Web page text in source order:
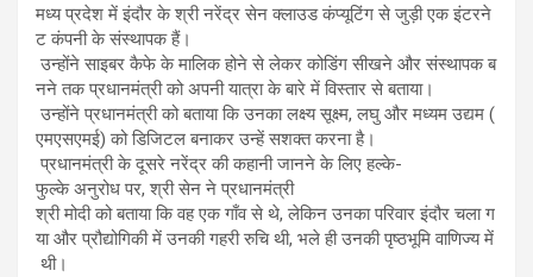
मध्य प्रदेश में इंदौर के श्री नरेंद्र सेन क्लाउड कंप्यूटिंग से जुड़ी एक इंटरने
ट कंपनी के संस्थापक हैं।
उन्होंने साइबर कैफे के मालिक होने से लेकर कोडिंग सीखने और संस्थापक ब
नने तक प्रधानमंत्री को अपनी यात्रा के बारे में विस्तार से बताया।
उन्होंने प्रधानमंत्री को बताया कि उनका लक्ष्य सूक्ष्म, लघु और मध्यम उद्यम (
एमएसएमई) को डिजिटल बनाकर उन्हें सशक्त करना है।
प्रधानमंत्री के दूसरे नरेंद्र की कहानी जानने के लिए हल्के-
फुल्के अनुरोध पर, श्री सेन ने प्रधानमंत्री
श्री मोदी को बताया कि वह एक गाँव से थे, लेकिन उनका परिवार इंदौर चला ग
या और प्रौद्योगिकी में उनकी गहरी रुचि थी, भले ही उनकी पृष्ठभूमि वाणिज्य में
थी।